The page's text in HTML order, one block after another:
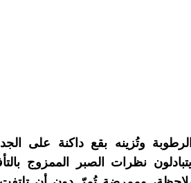
وتُزينه بقع داكنة على
نظرات الصبر الممزوج